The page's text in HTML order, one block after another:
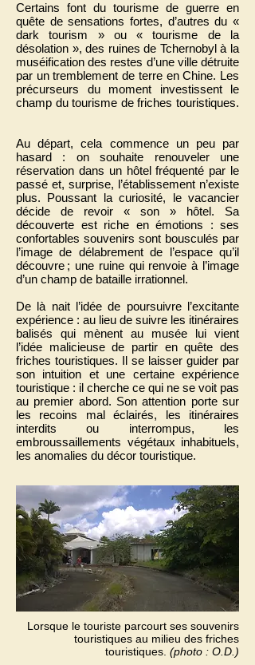
Certains font du tourisme de guerre en
quête de sensations fortes, d’autres du «
dark tourism » ou « tourisme de la
désolation », des ruines de Tchernobyl à la
muséification des restes d’une ville détruite
par un tremblement de terre en Chine. Les
précurseurs du moment investissent le
champ du tourisme de friches touristiques.
Au départ, cela commence un peu par
hasard : on souhaite renouveler une
réservation dans un hôtel fréquenté par le
passé et, surprise, l’établissement n’existe
plus. Poussant la curiosité, le vacancier
décide de revoir « son » hôtel. Sa
découverte est riche en émotions : ses
confortables souvenirs sont bousculés par
l’image de délabrement de l’espace qu’il
découvre ; une ruine qui renvoie à l’image
d’un champ de bataille irrationnel.
De là nait l’idée de poursuivre l’excitante
expérience : au lieu de suivre les itinéraires
balisés qui mènent au musée lui vient
l’idée malicieuse de partir en quête des
friches touristiques. Il se laisser guider par
son intuition et une certaine expérience
touristique : il cherche ce qui ne se voit pas
au premier abord. Son attention porte sur
les recoins mal éclairés, les itinéraires
interdits ou interrompus, les
embroussaillements végétaux inhabituels,
les anomalies du décor touristique.
Lorsque le touriste parcourt ses souvenirs
touristiques au milieu des friches
touristiques. (photo : O.D.)